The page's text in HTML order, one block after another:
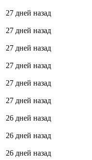
27 дней назад
27 дней назад
27 дней назад
27 дней назад
27 дней назад
27 дней назад
26 дней назад
26 дней назад
26 дней назад